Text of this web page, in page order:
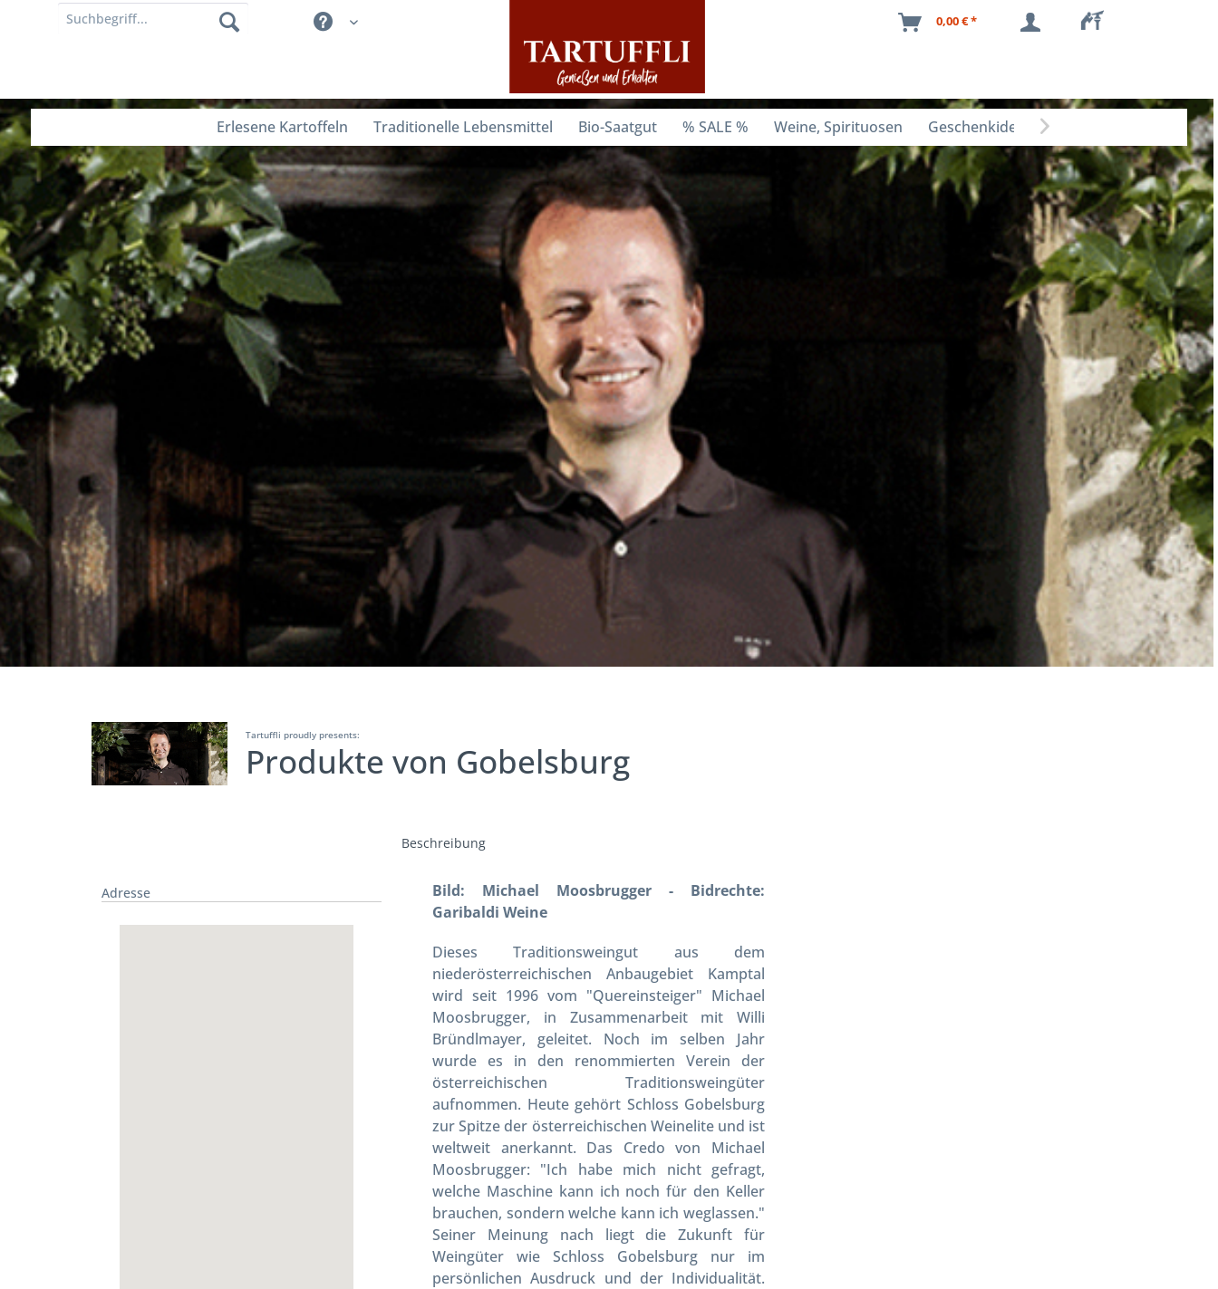
0,00 € *
Erlesene Kartoffeln Traditionelle Lebensmittel Bio-Saatgut % SALE % Weine, Spirituosen Geschenkideen 
Tartuffli proudly presents:
Produkte von Gobelsburg
Adresse
Beschreibung
Bild: Michael Moosbrugger - Bidrechte:
Garibaldi Weine
Dieses Traditionsweingut aus dem
niederösterreichischen Anbaugebiet Kamptal
wird seit 1996 vom "Quereinsteiger" Michael
Moosbrugger, in Zusammenarbeit mit Willi
Bründlmayer, geleitet. Noch im selben Jahr
wurde es in den renommierten Verein der
österreichischen Traditionsweingüter
aufnommen. Heute gehört Schloss Gobelsburg
zur Spitze der österreichischen Weinelite und ist
weltweit anerkannt. Das Credo von Michael
Moosbrugger: "Ich habe mich nicht gefragt,
welche Maschine kann ich noch für den Keller
brauchen, sondern welche kann ich weglassen."
Seiner Meinung nach liegt die Zukunft für
Weingüter wie Schloss Gobelsburg nur im
persönlichen Ausdruck und der Individualität.